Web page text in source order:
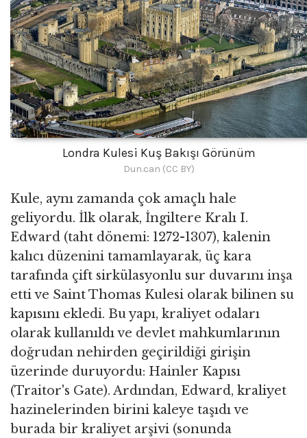
Londra Kulesi Kuş Bakışı Görünüm
Dun.can (CC BY)
Kule, aynı zamanda çok amaçlı hale
geliyordu. İlk olarak, İngiltere Kralı I.
Edward (taht dönemi: 1272-1307), kalenin
kalıcı düzenini tamamlayarak, üç kara
tarafında çift sirkülasyonlu sur duvarını inşa
etti ve Saint Thomas Kulesi olarak bilinen su
kapısını ekledi. Bu yapı, kraliyet odaları
olarak kullanıldı ve devlet mahkumlarının
doğrudan nehirden geçirildiği girişin
üzerinde duruyordu: Hainler Kapısı
(Traitor's Gate). Ardından, Edward, kraliyet
hazinelerinden birini kaleye taşıdı ve
burada bir kraliyet arşivi (sonunda